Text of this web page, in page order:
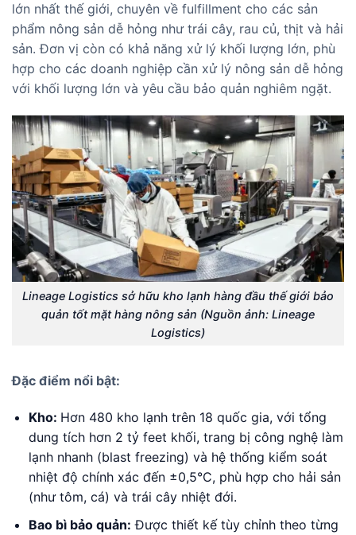
lớn nhất thế giới, chuyên về fulfillment cho các sản
phẩm nông sản dễ hỏng như trái cây, rau củ, thịt và hải
sản. Đơn vị còn có khả năng xử lý khối lượng lớn, phù
hợp cho các doanh nghiệp cần xử lý nông sản dễ hỏng
với khối lượng lớn và yêu cầu bảo quản nghiêm ngặt.
Lineage Logistics sở hữu kho lạnh hàng đầu thế giới bảo
quản tốt mặt hàng nông sản (Nguồn ảnh: Lineage
Logistics)
Đặc điểm nổi bật:
Kho: Hơn 480 kho lạnh trên 18 quốc gia, với tổng
dung tích hơn 2 tỷ feet khối, trang bị công nghệ làm
lạnh nhanh (blast freezing) và hệ thống kiểm soát
nhiệt độ chính xác đến ±0,5°C, phù hợp cho hải sản
(như tôm, cá) và trái cây nhiệt đới.
Bao bì bảo quản: Được thiết kế tùy chỉnh theo từng